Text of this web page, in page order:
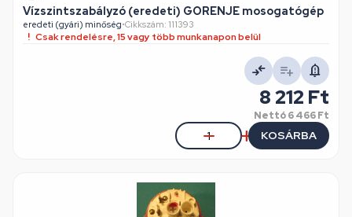
Vízszintszabályzó (eredeti) GORENJE mosogatógép
eredeti (gyári) minőség•Cikkszám: 111393
Csak rendelésre, 15 vagy több munkanapon belül
8 212 Ft
Nettó6 466 Ft
KOSÁRBA